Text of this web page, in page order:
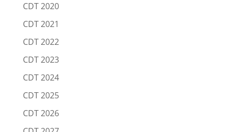
CDT 2020
CDT 2021
CDT 2022
CDT 2023
CDT 2024
CDT 2025
CDT 2026